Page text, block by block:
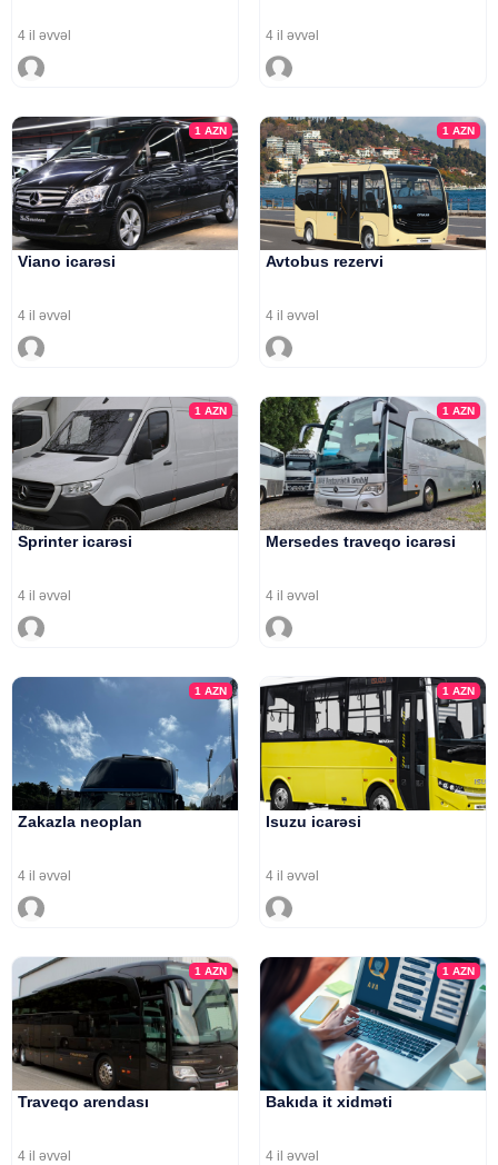
4 il əvvəl 4 il əvvəl
1AZN
Viano icarəsi
4 il əvvəl
1 AZN
Avtobus rezervi
4 il əvvəl
1AZN
Sprinter icarəsi
4 il əvvəl
1 AZN
Mersedes traveqo icarəsi
4 il əvvəl
1AZN
Zakazla neoplan
4 il əvvəl
1 AZN
Isuzu icarəsi
4 il əvvəl
1AZN
Traveqo arendası
4 il əvvəl
1 AZN
Bakıda it xidməti
4 il əvvəl